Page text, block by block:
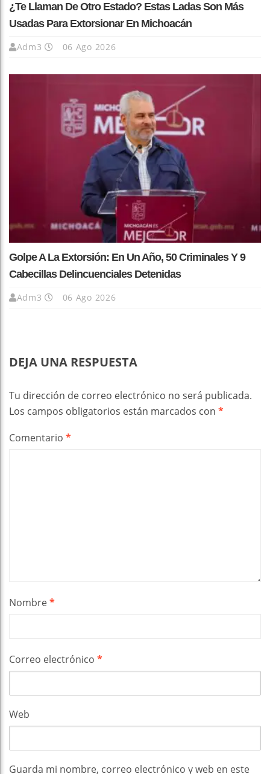
¿Te Llaman De Otro Estado? Estas Ladas Son Más
Usadas Para Extorsionar En Michoacán
Adm3 06 Ago 2026
Golpe A La Extorsión: En Un Año, 50 Criminales Y 9
Cabecillas Delincuenciales Detenidas
Adm3 06 Ago 2026
DEJA UNA RESPUESTA
Tu dirección de correo electrónico no será publicada.
Los campos obligatorios están marcados con *
Comentario *
Nombre*
Correo electrónico *
Web
Guarda mi nombre, correo electrónico y web en este